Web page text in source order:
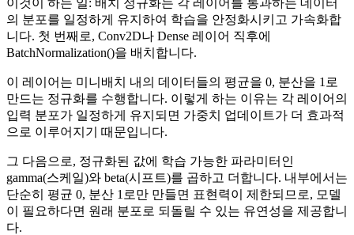
이것이 하는 일: 배치 정규화는 각 레이어를 통과하는 데이터
의 분포를 일정하게 유지하여 학습을 안정화시키고 가속화합
니다. 첫 번째로, Conv2D나 Dense 레이어 직후에
BatchNormalization()을 배치합니다.
이 레이어는 미니배치 내의 데이터들의 평균을 0, 분산을 1로
만드는 정규화를 수행합니다. 이렇게 하는 이유는 각 레이어의
입력 분포가 일정하게 유지되면 가중치 업데이트가 더 효과적
으로 이루어지기 때문입니다.
그 다음으로, 정규화된 값에 학습 가능한 파라미터인
gamma(스케일)와 beta(시프트)를 곱하고 더합니다. 내부에서는
단순히 평균 0, 분산 1로만 만들면 표현력이 제한되므로, 모델
이 필요하다면 원래 분포로 되돌릴 수 있는 유연성을 제공합니
다.